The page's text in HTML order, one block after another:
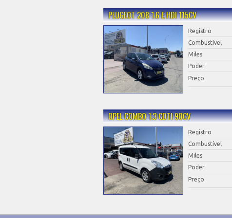
PEUGEOT 208 1.6 E HDI 115CV
Registro
Combustível
Miles
Poder
Preço
OPEL COMBO 1.3 CDTI 90CV
Registro
Combustível
Miles
Poder
Preço